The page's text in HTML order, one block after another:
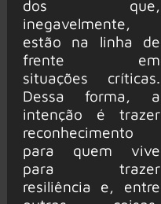
dos que,
inegavelmente,
estão na linha de
frente em
situações críticas.
Dessa forma, a
intenção é trazer
reconhecimento
para quem vive
para trazer
resiliência e, entre